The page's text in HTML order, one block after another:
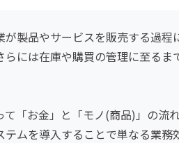
が製品やサービスを販売する過
らには在庫や購買の管理に至る
て「お金」と「モノ(商品)」の流
テムを導入することで単なる業